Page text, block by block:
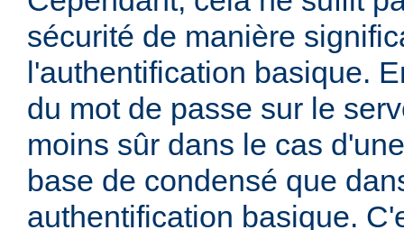
sécurité de manière
l'authentification basique.
du mot de passe sur le
moins sûr dans le cas
base de condensé que
authentification basique.